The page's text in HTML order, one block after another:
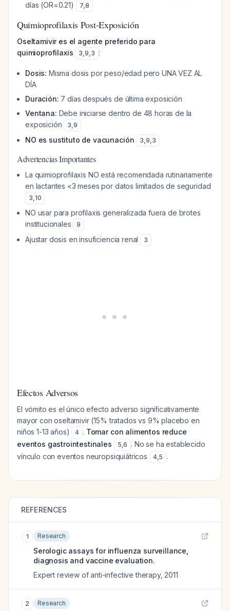
días (OR=0.21)
7,8
Quimioprofilaxis Post-Exposición
Oseltamivir es el agente preferido para
quimioprofilaxis
3,9,3 :
Dosis: Misma dosis por peso/edad pero UNA VEZ AL
DÍA
Duración: 7 días después de última exposición
Ventana: Debe iniciarse dentro de 48 horas de la
exposición
3,9
NO es sustituto de vacunación 3,9,3
Advertencias Importantes
La quimioprofilaxis NO está recomendada rutinariamente
en lactantes <3 meses por datos limitados de seguridad
3,10
NO usar para profilaxis generalizada fuera de brotes
institucionales
9
Ajustar dosis en insuficiencia renal 3
Efectos Adversos
El vómito es el único efecto adverso significativamente
mayor con oseltamivir (15% tratados vs 9% placebo en
niños 1-13 años)
4 . Tomar con alimentos reduce
eventos gastrointestinales
5,6 . No se ha establecido
vínculo con eventos neuropsiquiátricos
4,5 .
REFERENCES
1 Research
Serologic assays for influenza surveillance,
diagnosis and vaccine evaluation.
Expert review of anti-infective therapy, 2011
2 Research